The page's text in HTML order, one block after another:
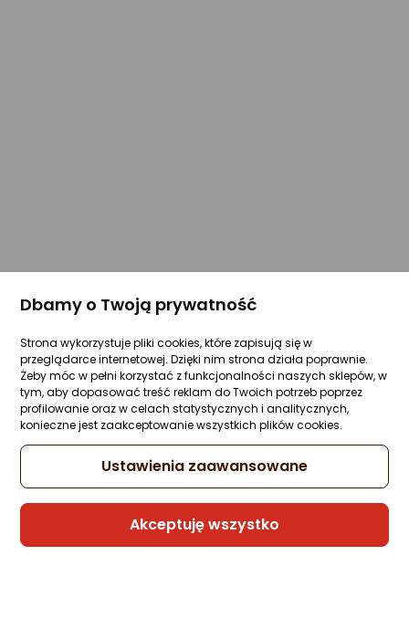
Dbamy o Twoją prywatność
Strona wykorzystuje pliki cookies, które zapisują się w
przeglądarce internetowej. Dzięki nim strona działa poprawnie.
Żeby móc w pełni korzystać z funkcjonalności naszych sklepów, w
tym, aby dopasować treść reklam do Twoich potrzeb poprzez
profilowanie oraz w celach statystycznych i analitycznych,
konieczne jest zaakceptowanie wszystkich plików cookies.
Ustawienia zaawansowane
Akceptuję wszystko